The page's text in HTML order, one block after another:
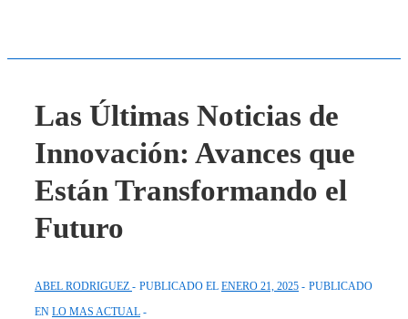
Las Últimas Noticias de
Innovación: Avances que
Están Transformando el
Futuro
ABEL RODRIGUEZ PUBLICADO EL ENERO 21, 2025
PUBLICADO
EN LO MAS ACTUAL